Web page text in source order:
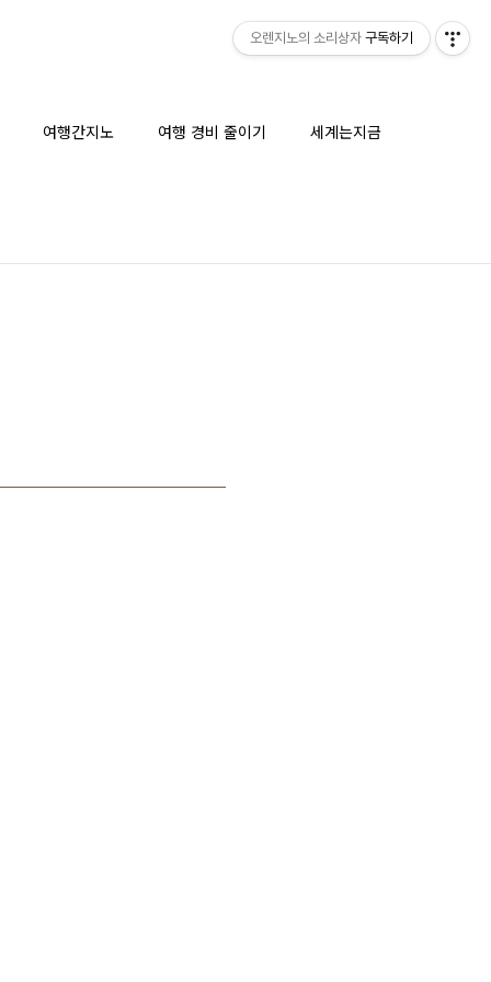
여행간지노 여행 경비 줄이기 세계는지금
오렌지노의 소리상자 구독하기